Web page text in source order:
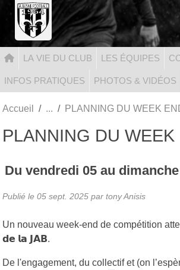
LA VIE DU CLUB LES ÉQUIPES
INFOS PRATIQUES PHOTOS & VIDÉOS
Accueil PLANNING DU WEEK
PLANNING DU WEEK
Du vendredi 05au dimanche
Publié le 05 sept. 2025 par tony Anisis
Un nouveau week-end de compétition
𝗱𝗲 𝗹𝗮 𝗝𝗔𝗕.
De l'engagement, du collectif et (on
Panneau de gestion des cookies